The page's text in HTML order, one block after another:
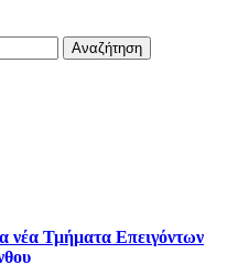
νέα Τμήματα Επειγόντων